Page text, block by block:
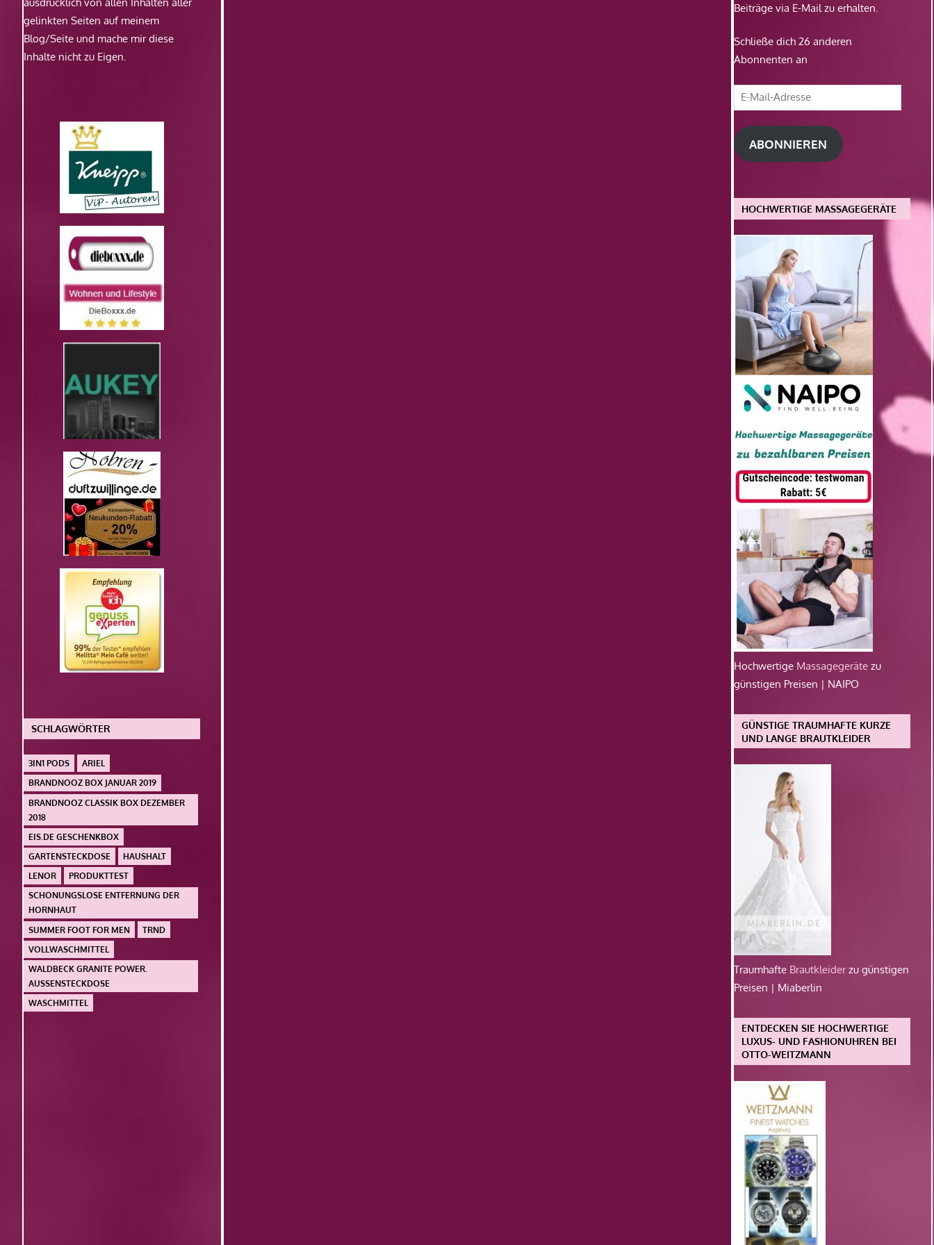
gelinkten Seiten auf meinem
Blog/Seite und mache mir diese
Inhalte nicht zu Eigen.
SCHLAGWÖRTER
3IN1 PODS
ARIEL
BRANDNOOZ BOX JANUAR 2019
BRANDNOOZ CLASSIK BOX DEZEMBER
2018
EIS.DE GESCHENKBOX
GARTENSTECKDOSE
HAUSHALT
LENOR
PRODUKTTEST
SCHONUNGSLOSE ENTFERNUNG DER
HORNHAUT
SUMMER FOOT FOR MEN
TRND
VOLLWASCHMITTEL
WALDBECK GRANITE POWER.
AUSSENSTECKDOSE
WASCHMITTEL
Beiträge via E-Mail zu erhalten.
Schließe dich 26 anderen
Abonnenten an
E-
Mail-
Adresse
ABONNIEREN
HOCHWERTIGE MASSAGEGERÄTE
Hochwertige Massagegeräte zu
günstigen Preisen | NAIPO
GÜNSTIGE TRAUMHAFTE KURZE
UND LANGE BRAUTKLEIDER
Traumhafte Brautkleiderzu günstigen
Preisen | Miaberlin
ENTDECKEN SIE HOCHWERTIGE
LUXUS- UND FASHIONUHREN BEI
OTTO-WEITZMANN